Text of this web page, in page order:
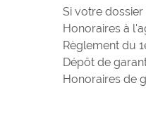
Si votre
Honoraires à
Règlement du
Dépôt de
Honoraires de